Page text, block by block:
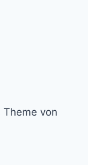
von